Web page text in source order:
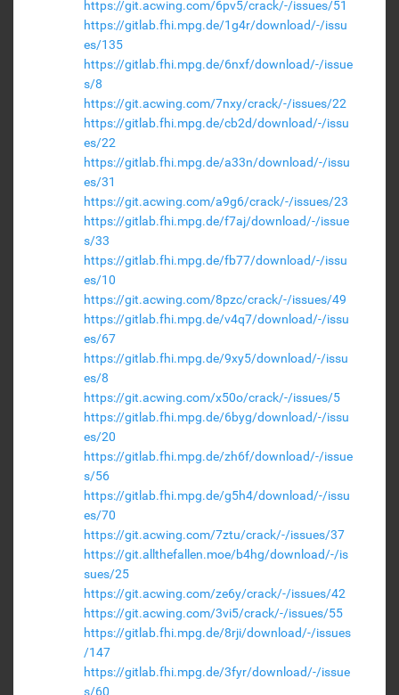
https://git.acwing.com/6pv5/crack/-/issues/51
https://gitlab.fhi.mpg.de/1g4r/download/-/issu
es/135
https://gitlab.fhi.mpg.de/6nxf/download/-/issue
s/8
https://git.acwing.com/7nxy/crack/-/issues/22
https://gitlab.fhi.mpg.de/cb2d/download/-/issu
es/22
https://gitlab.fhi.mpg.de/a33n/download/-/issu
es/31
https://git.acwing.com/a9g6/crack/-/issues/23
https://gitlab.fhi.mpg.de/f7aj/download/-/issue
s/33
https://gitlab.fhi.mpg.de/fb77/download/-/issu
es/10
https://git.acwing.com/8pzc/crack/-/issues/49
https://gitlab.fhi.mpg.de/v4q7/download/-/issu
es/67
https://gitlab.fhi.mpg.de/9xy5/download/-/issu
es/8
https://git.acwing.com/x50o/crack/-/issues/5
https://gitlab.fhi.mpg.de/6byg/download/-/issu
es/20
https://gitlab.fhi.mpg.de/zh6f/download/-/issue
s/56
https://gitlab.fhi.mpg.de/g5h4/download/-/issu
es/70
https://git.acwing.com/7ztu/crack/-/issues/37
https://git.allthefallen.moe/b4hg/download/-/is
sues/25
https://git.acwing.com/ze6y/crack/-/issues/42
https://git.acwing.com/3vi5/crack/-/issues/55
https://gitlab.fhi.mpg.de/8rji/download/-/issues
/147
https://gitlab.fhi.mpg.de/3fyr/download/-/issue
s/60